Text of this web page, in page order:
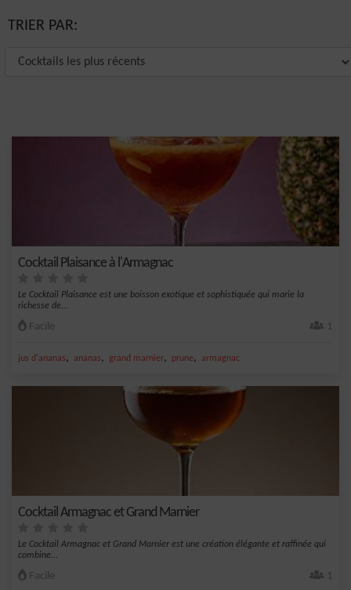
TRIER PAR:
Cocktail Plaisance à l'Armagnac
Le Cocktail Plaisance est une boisson exotique et sophistiquée qui marie la
richesse de...
Facile 1
jus d'ananas, ananas, grand marnier, prune, armagnac
Cocktail Armagnac et Grand Marnier
Le Cocktail Armagnac et Grand Marnier est une création élégante et raffinée qui
combine...
Facile 1